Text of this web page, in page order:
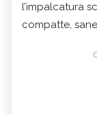
l’impalcatura
compatte,